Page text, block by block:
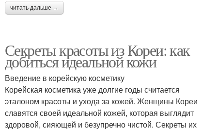
читать дальше →
Секреты красоты из Кореи: как
добиться идеальной кожи
Введение в корейскую косметику
Корейская косметика уже долгие годы считается
эталоном красоты и ухода за кожей. Женщины Кореи
славятся своей идеальной кожей, которая выглядит
здоровой, сияющей и безупречно чистой. Секреты их